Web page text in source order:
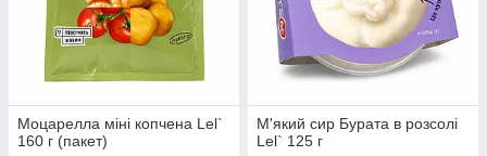
Моцарелла міні копчена Lel`
160 г (пакет)
М'який сир Бурата в розсолі
Lel` 125 г